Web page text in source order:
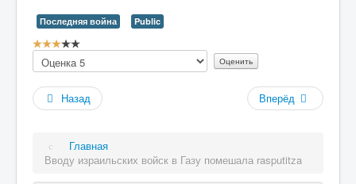
Последняя война Public
Рейтинг:
/
Пожалуйста,
оцените
Назад
Вперёд
Главная
Вводу израильских войск в Газу помешала rasputitza